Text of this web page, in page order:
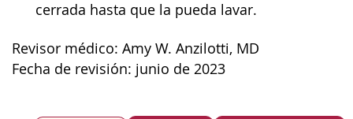
cerrada hasta que la pueda lavar.
Revisor médico: Amy W. Anzilotti, MD
Fecha de revisión: junio de 2023